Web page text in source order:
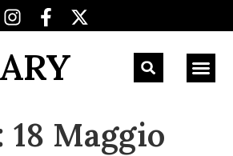
18 Maggio